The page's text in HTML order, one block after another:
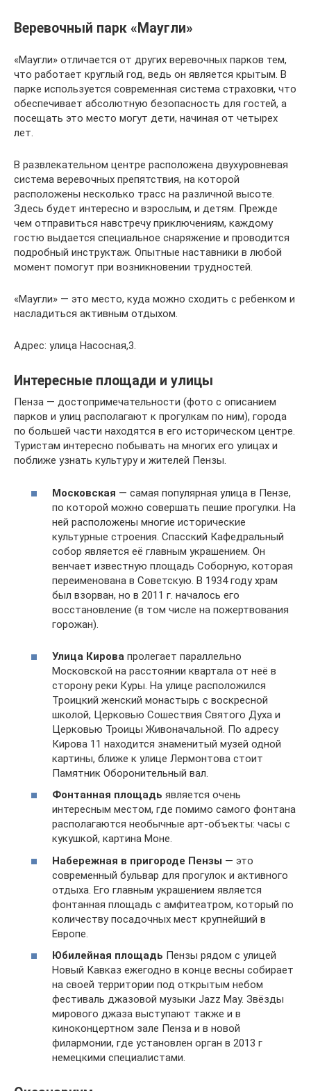
Веревочный парк «Маугли»
«Маугли» отличается от других веревочных парков тем,
что работает круглый год, ведь он является крытым. В
парке используется современная система страховки, что
обеспечивает абсолютную безопасность для гостей, а
посещать это место могут дети, начиная от четырех
лет.
В развлекательном центре расположена двухуровневая
система веревочных препятствия, на которой
расположены несколько трасс на различной высоте.
Здесь будет интересно и взрослым, и детям. Прежде
чем отправиться навстречу приключениям, каждому
гостю выдается специальное снаряжение и проводится
подробный инструктаж. Опытные наставники в любой
момент помогут при возникновении трудностей.
«Маугли» — это место, куда можно сходить с ребенком и
насладиться активным отдыхом.
Адрес: улица Насосная,3.
Интересные площади и улицы
Пенза — достопримечательности (фото с описанием
парков и улиц располагают к прогулкам по ним), города
по большей части находятся в его историческом центре.
Туристам интересно побывать на многих его улицах и
поближе узнать культуру и жителей Пензы.
Московская — самая популярная улица в Пензе,
по которой можно совершать пешие прогулки. На
ней расположены многие исторические
культурные строения. Спасский Кафедральный
собор является её главным украшением. Он
венчает известную площадь Соборную, которая
переименована в Советскую. В 1934 году храм
был взорван, но в 2011 г. началось его
восстановление (в том числе на пожертвования
горожан).
Улица Кирова пролегает параллельно
Московской на расстоянии квартала от неё в
сторону реки Куры. На улице расположился
Троицкий женский монастырь с воскресной
школой, Церковью Сошествия Святого Духа и
Церковью Троицы Живоначальной. По адресу
Кирова 11 находится знаменитый музей одной
картины, ближе к улице Лермонтова стоит
Памятник Оборонительный вал.
Фонтанная площадь является очень
интересным местом, где помимо самого фонтана
располагаются необычные арт-объекты: часы с
кукушкой, картина Моне.
Набережная в пригороде Пензы — это
современный бульвар для прогулок и активного
отдыха. Его главным украшением является
фонтанная площадь с амфитеатром, который по
количеству посадочных мест крупнейший в
Европе.
Юбилейная площадь Пензы рядом с улицей
Новый Кавказ ежегодно в конце весны собирает
на своей территории под открытым небом
фестиваль джазовой музыки Jazz May. Звёзды
мирового джаза выступают также и в
киноконцертном зале Пенза и в новой
филармонии, где установлен орган в 2013 г
немецкими специалистами.